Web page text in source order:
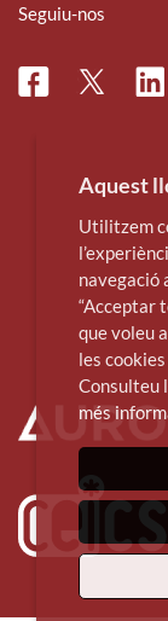
Seguiu-nos
FacebookTwitter
Aquest
Utilitzem
navegació
“Acceptar
que voleu
les
Consulteu
més